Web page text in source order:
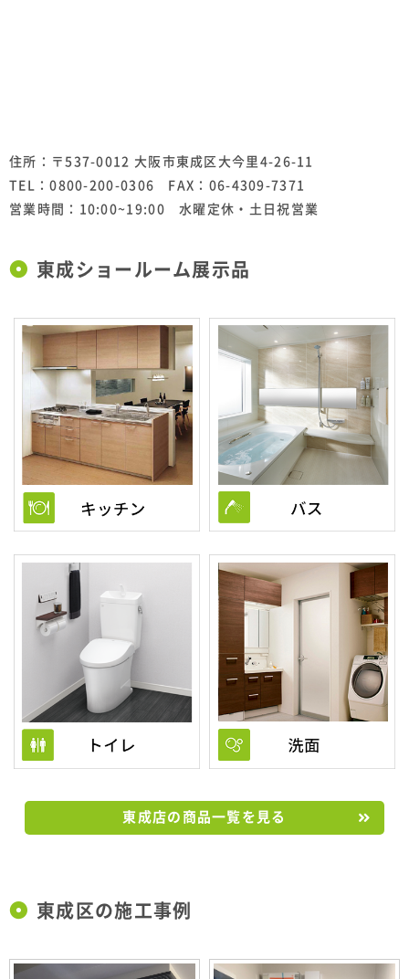
住所：〒537-0012 大阪市東成区大今里4-26-11
TEL：0800-200-0306 FAX：06-4309-7371
営業時間：10:00~19:00 水曜定休・土日祝営業
東成ショールーム展示品
東成店の商品一覧を見る
東成区の施工事例